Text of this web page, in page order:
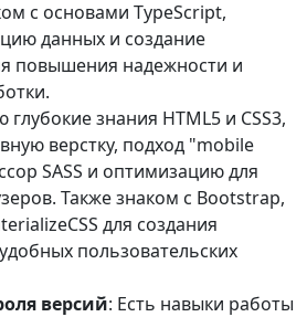
с основами TypeScript,
данных и создание
повышения надежности и
знания HTML5 и CSS3,
верстку, подход "mobile
SASS и оптимизацию для
Также знаком с Bootstrap,
для создания
пользовательских
версий: Есть навыки работы